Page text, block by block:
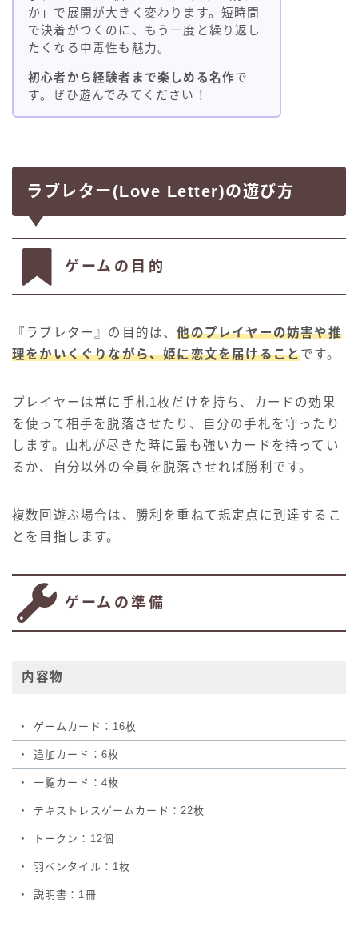
か」で展開が大きく変わります。短時間
で決着がつくのに、もう一度と繰り返し
たくなる中毒性も魅力。
初心者から経験者まで楽しめる名作で
す。ぜひ遊んでみてください！
ラブレター(Love Letter)の遊び方
ゲームの目的
『ラブレター』の目的は、他のプレイヤーの妨害や推
理をかいくぐりながら、姫に恋文を届けることです。
プレイヤーは常に手札1枚だけを持ち、カードの効果
を使って相手を脱落させたり、自分の手札を守ったり
します。山札が尽きた時に最も強いカードを持ってい
るか、自分以外の全員を脱落させれば勝利です。
複数回遊ぶ場合は、勝利を重ねて規定点に到達するこ
とを目指します。
ゲームの準備
内容物
・ ゲームカード：16枚
・ 追加カード：6枚
・ 一覧カード：4枚
・ テキストレスゲームカード：22枚
・ トークン：12個
・ 羽ペンタイル：1枚
・ 説明書：1冊